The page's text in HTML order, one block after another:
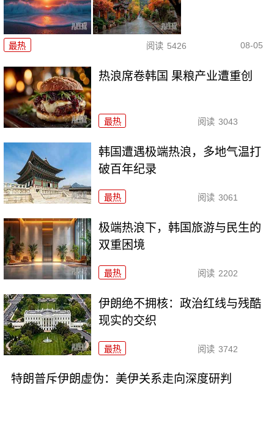
最热 阅读 5426 08-05
热浪席卷韩国 果粮产业遭重创
最热 阅读 3043
韩国遭遇极端热浪，多地气温打
破百年纪录
最热 阅读 3061
极端热浪下，韩国旅游与民生的
双重困境
最热 阅读 2202
伊朗绝不拥核：政治红线与残酷
现实的交织
最热 阅读 3742
特朗普斥伊朗虚伪：美伊关系走向深度研判